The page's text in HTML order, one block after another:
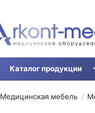
Каталог продукции
Медицинская мебель